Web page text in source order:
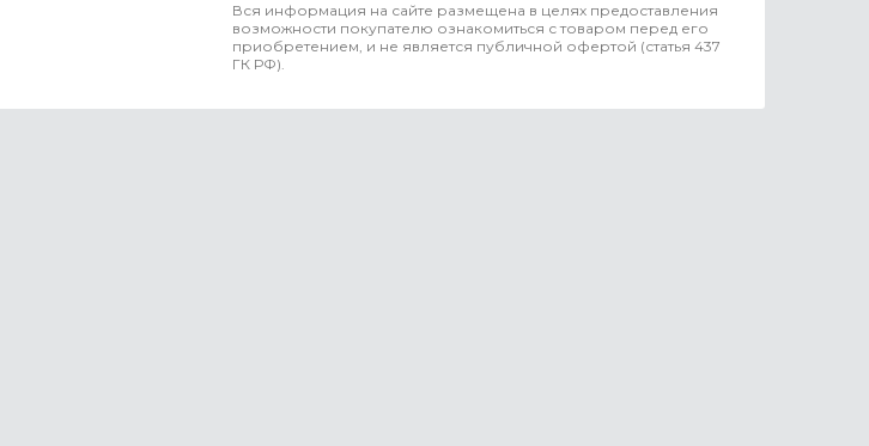
Вся информация на сайте размещена в целях предоставления
возможности покупателю ознакомиться с товаром перед его
приобретением, и не является публичной офертой (статья 437
ГК РФ).